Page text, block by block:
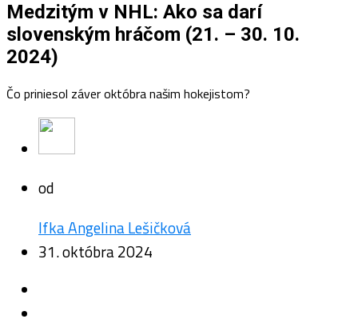
Medzitým v NHL: Ako sa darí
slovenským hráčom (21. – 30. 10.
2024)
Čo priniesol záver októbra našim hokejistom?
od
Ifka Angelina Lešičková
31. októbra 2024